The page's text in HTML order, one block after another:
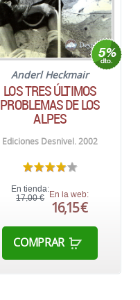
Anderl Heckmair
LOS TRES ÚLTIMOS
PROBLEMAS DE LOS
ALPES
Ediciones Desnivel. 2002
En tienda:
17,00 €
En la web:
16,15 €
COMPRAR